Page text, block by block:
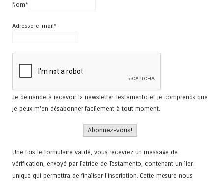
Nom*
Adresse e-mail*
Je demande à recevoir la newsletter Testamento et je comprends que
je peux m'en désabonner facilement à tout moment.
Une fois le formulaire validé, vous recevrez un message de
vérification, envoyé par Patrice de Testamento, contenant un lien
unique qui permettra de finaliser l'inscription. Cette mesure nous